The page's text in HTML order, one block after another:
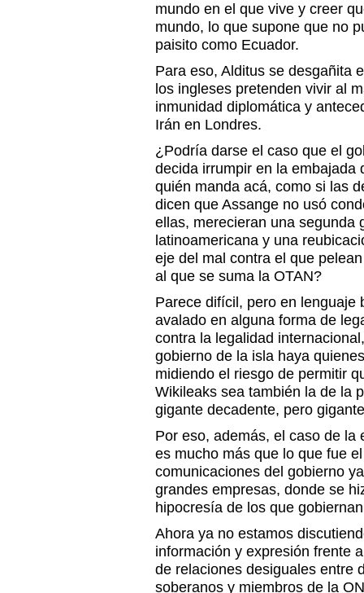
mundo en el que vive y creer
mundo, lo que supone que no
paisito como Ecuador.
Para eso, Alditus se desgañita
los ingleses pretenden vivir al
inmunidad diplomática y
Irán en Londres.
¿Podría darse el caso que el
decida irrumpir en la embajada
quién manda acá, como si las
dicen que Assange no usó
ellas, merecieran una segunda
latinoamericana y una
eje del mal contra el que
al que se suma la OTAN?
Parece difícil, pero en lenguaje
avalado en alguna forma de
contra la legalidad
gobierno de la isla haya
midiendo el riesgo de permitir
Wikileaks sea también la de la
gigante decadente, pero
Por eso, además, el caso de la
es mucho más que lo que fue
comunicaciones del gobierno
grandes empresas, donde se
hipocresía de los que
Ahora ya no estamos
información y expresión frente
de relaciones desiguales entre
soberanos y miembros de la